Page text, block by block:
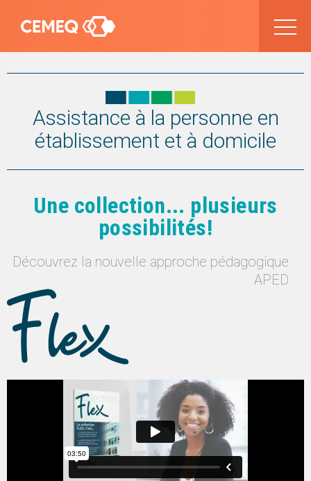
Assistance à la personne en
établissement et à domicile
Une collection... plusieurs
possibilités!
Découvrez la nouvelle approche pédagogique
APED